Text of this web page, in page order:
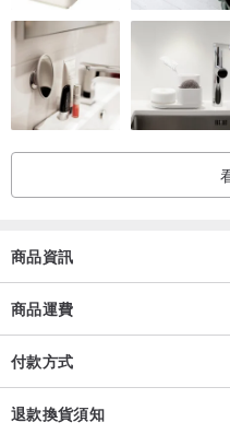
●台灣寄送
●可選擇 郵局，宅配，超商取貨
保養方式：
●若皮件被雨淋濕，請儘速使用
置
●不使用時請套入防塵袋中，收
加購超值皮革保養組：
t...
注意事項：
商品資訊
商品運費
付款方式
退款換貨須知